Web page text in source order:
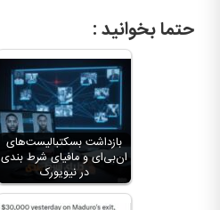
حتما بخوانید :
بازداشت بسکتبالیست‌های
ان‌بی‌ای و مافیای شرط بندی
در نیویورک